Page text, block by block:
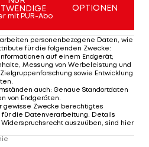
mit PUR-Abo
OPTIONEN
personenbezogene Daten, wie
für die folgenden Zwecke:
auf einem Endgerät;
Messung von Werbeleistung und
sowie Entwicklung
.
auch: Genaue Standortdaten
von Endgeräten.
gewisse Zwecke berechtigtes
die Datenverarbeitung. Details
auszuüben, sind hier